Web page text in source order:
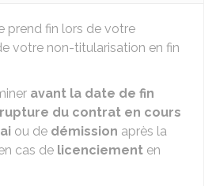
prend fin lors de votre
votre non-titularisation en fin
avant la date de fin
rupture du contrat en cours
ou de démission après la
cas de licenciement en